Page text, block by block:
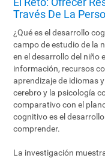
Través De La
¿Qué es el desarrollo
campo de estudio de la
en el desarrollo del niño
información, recursos
aprendizaje de idiomas
cerebro y la psicología
comparativo con el
cognitivo es el
comprender.
La investigación